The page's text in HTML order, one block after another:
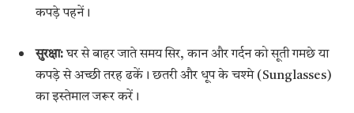
कपड़े पहनें।
सुरक्षा:घर से बाहर जाते समय सिर, कान और गर्दन को सूती गमछे या
कपड़े से अच्छी तरह ढकें। छतरी और धूप के चश्मे (Sunglasses)
का इस्तेमाल जरूर करें।